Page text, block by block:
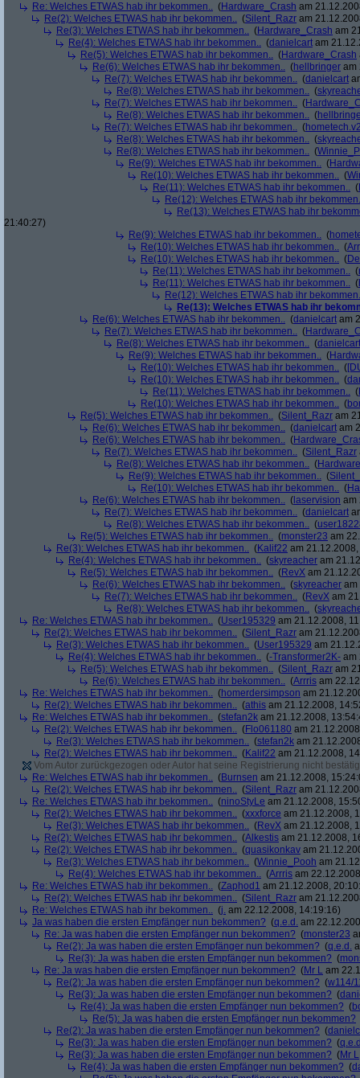
Re: Welches ETWAS hab ihr bekommen.. (Hardware_Crash am
Re(2): Welches ETWAS hab ihr bekommen.. (Silent_Razr am
Re(3): Welches ETWAS hab ihr bekommen.. (Hardware_Crash am
Re(4): Welches ETWAS hab ihr bekommen.. (danielcart am
Re(5): Welches ETWAS hab ihr bekommen.. (Hardware_Crash
Re(6): Welches ETWAS hab ihr bekommen.. (hellbringer am
Re(7): Welches ETWAS hab ihr bekommen.. (danielcart
Re(8): Welches ETWAS hab ihr bekommen.. (
Re(7): Welches ETWAS hab ihr bekommen.. (
Re(8): Welches ETWAS hab ihr bekommen.. (
Re(7): Welches ETWAS hab ihr bekommen.. (
Re(8): Welches ETWAS hab ihr bekommen.. (
Re(8): Welches ETWAS hab ihr bekommen.. (
Re(9): Welches ETWAS hab ihr bekommen.. (
Re(10): Welches ETWAS hab ihr bekommen.. (
Re(11): Welches ETWAS hab ihr bekommen.. (
Re(12): Welches ETWAS hab ihr
Re(13): Welches ETWAS hab ihr
21:40:27)
Re(9): Welches ETWAS hab ihr bekommen.. (
Re(10): Welches ETWAS hab ihr bekommen.. (
Re(10): Welches ETWAS hab ihr bekommen.. (
Re(11): Welches ETWAS hab ihr bekommen.. (
Re(11): Welches ETWAS hab ihr bekommen.. (
Re(12): Welches ETWAS hab ihr
Re(13): Welches ETWAS hab ihr
Re(6): Welches ETWAS hab ihr bekommen.. (danielcart am
Re(7): Welches ETWAS hab ihr bekommen.. (
Re(8): Welches ETWAS hab ihr bekommen.. (danielcart
Re(9): Welches ETWAS hab ihr bekommen.. (
Re(10): Welches ETWAS hab ihr bekommen.. (
Re(10): Welches ETWAS hab ihr bekommen.. (
Re(11): Welches ETWAS hab ihr bekommen.. (
Re(10): Welches ETWAS hab ihr bekommen.. (
Re(5): Welches ETWAS hab ihr bekommen.. (Silent_Razr am
Re(6): Welches ETWAS hab ihr bekommen.. (danielcart am
Re(6): Welches ETWAS hab ihr bekommen.. (
Re(7): Welches ETWAS hab ihr bekommen.. (Silent_Razr
Re(8): Welches ETWAS hab ihr bekommen.. (
Re(9): Welches ETWAS hab ihr bekommen.. (
Re(10): Welches ETWAS hab ihr bekommen.. (
Re(6): Welches ETWAS hab ihr bekommen.. ( laservision am
Re(7): Welches ETWAS hab ihr bekommen.. (danielcart
Re(8): Welches ETWAS hab ihr bekommen.. (
Re(5): Welches ETWAS hab ihr bekommen.. (monster23 am
Re(3): Welches ETWAS hab ihr bekommen.. (Kalif22 am
Re(4): Welches ETWAS hab ihr bekommen.. (skyreacher am
Re(5): Welches ETWAS hab ihr bekommen.. (RevX am
Re(6): Welches ETWAS hab ihr bekommen.. (skyreacher am
Re(7): Welches ETWAS hab ihr bekommen.. (RevX am
Re(8): Welches ETWAS hab ihr bekommen.. (
Re: Welches ETWAS hab ihr bekommen.. (User195329 am 21.12.2008,
Re(2): Welches ETWAS hab ihr bekommen.. (Silent_Razr am
Re(3): Welches ETWAS hab ihr bekommen.. (User195329 am
Re(4): Welches ETWAS hab ihr bekommen.. (-Transformer2K- am
Re(5): Welches ETWAS hab ihr bekommen.. (Silent_Razr am
Re(6): Welches ETWAS hab ihr bekommen.. (Arrris am
Re: Welches ETWAS hab ihr bekommen.. (homerdersimpson am
Re(2): Welches ETWAS hab ihr bekommen.. (athis am 21.12.2008,
Re: Welches ETWAS hab ihr bekommen.. (stefan2k am 21.12.2008,
Re(2): Welches ETWAS hab ihr bekommen.. (Flo061180 am
Re(3): Welches ETWAS hab ihr bekommen.. (stefan2k am
Re(2): Welches ETWAS hab ihr bekommen.. (Kalif22 am 21.12.2008,
Vom Autor zurückgezogen oder Autor hat seine Registrierung nicht
Re: Welches ETWAS hab ihr bekommen.. (Burnsen am 21.12.2008,
Re(2): Welches ETWAS hab ihr bekommen.. (Silent_Razr am
Re: Welches ETWAS hab ihr bekommen.. (ninoStyLe am 21.12.2008,
Re(2): Welches ETWAS hab ihr bekommen.. (xxxforce am 21.12.2008,
Re(3): Welches ETWAS hab ihr bekommen.. (RevX am 21.12.2008,
Re(2): Welches ETWAS hab ihr bekommen.. (Alkestis am 21.12.2008,
Re(2): Welches ETWAS hab ihr bekommen.. (quasikonkav am
Re(3): Welches ETWAS hab ihr bekommen.. (Winnie_Pooh am
Re(4): Welches ETWAS hab ihr bekommen.. (Arrris am
Re: Welches ETWAS hab ihr bekommen.. (Zaphod1 am 21.12.2008,
Re(2): Welches ETWAS hab ihr bekommen.. (Silent_Razr am
Re: Welches ETWAS hab ihr bekommen.. (j. am 22.12.2008, 14:19:16)
Ja was haben die ersten Empfänger nun bekommen? (q.e.d. am
Re: Ja was haben die ersten Empfänger nun bekommen? (monster23
Re(2): Ja was haben die ersten Empfänger nun bekommen? (q.e.d.
Re(3): Ja was haben die ersten Empfänger nun bekommen? (
Re: Ja was haben die ersten Empfänger nun bekommen? (Mr L am
Re(2): Ja was haben die ersten Empfänger nun bekommen? (w114/
Re(3): Ja was haben die ersten Empfänger nun bekommen? (
Re(4): Ja was haben die ersten Empfänger nun bekommen? (
Re(5): Ja was haben die ersten Empfänger nun bekommen?
Re(2): Ja was haben die ersten Empfänger nun bekommen? (
Re(3): Ja was haben die ersten Empfänger nun bekommen? (
Re(3): Ja was haben die ersten Empfänger nun bekommen? (Mr L
Re(4): Ja was haben die ersten Empfänger nun bekommen? (